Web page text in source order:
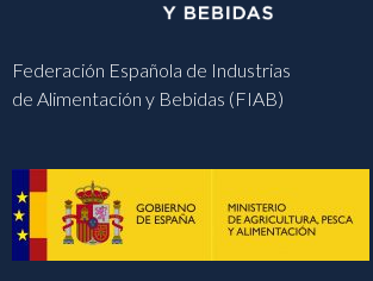
Federación Española de Industrias
de Alimentación y Bebidas (FIAB)